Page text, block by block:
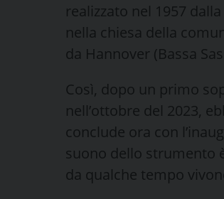
realizzato nel 1957
nella chiesa della
da Hannover (Bassa
Così, dopo un primo
nell’ottobre del 2023,
conclude ora con
suono dello strumento
da qualche tempo